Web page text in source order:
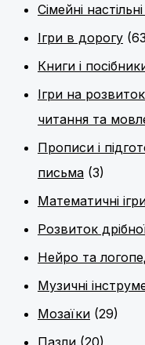
Сімейні настільні
Ігри в дорогу
Книги і
Ігри на
читання та
Прописи і
письма (3)
Математичні
Розвиток
Нейро та
Музичні
Мозаїки (29)
Пазли (20)